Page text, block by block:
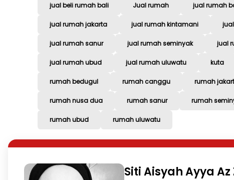
jual beli rumah bali Jual rumah jual rumah
jual rumah jakarta jual rumah kintamani
jual rumah sanur jual rumah seminyak jual
jual rumah ubud jual rumah uluwatu kuta
rumah bedugul rumah canggu rumah
rumah nusa dua rumah sanur rumah
rumah ubud rumah uluwatu
Siti Aisyah Ayya